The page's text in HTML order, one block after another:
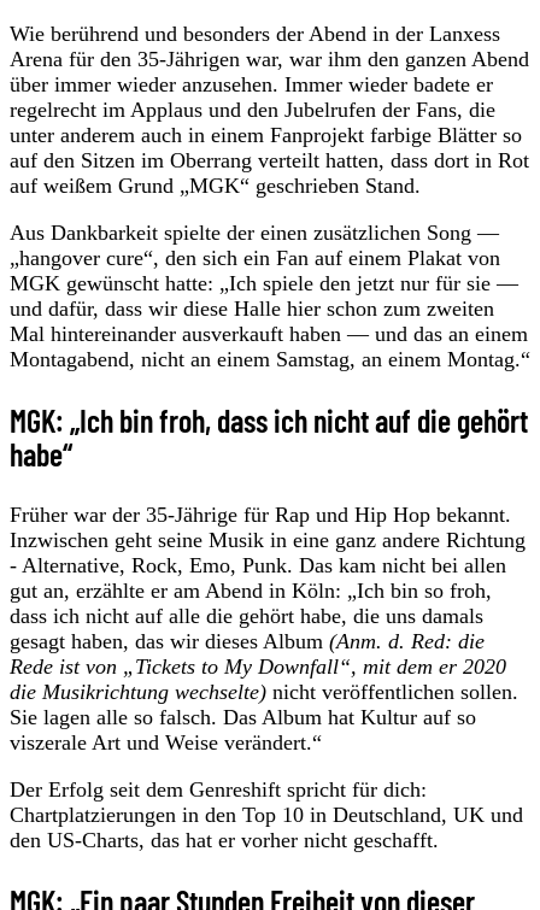
Wie berührend und besonders der Abend in der Lanxess
Arena für den 35-Jährigen war, war ihm den ganzen Abend
über immer wieder anzusehen. Immer wieder badete er
regelrecht im Applaus und den Jubelrufen der Fans, die
unter anderem auch in einem Fanprojekt farbige Blätter so
auf den Sitzen im Oberrang verteilt hatten, dass dort in Rot
auf weißem Grund „MGK“ geschrieben Stand.
Aus Dankbarkeit spielte der einen zusätzlichen Song —
„hangover cure“, den sich ein Fan auf einem Plakat von
MGK gewünscht hatte: „Ich spiele den jetzt nur für sie —
und dafür, dass wir diese Halle hier schon zum zweiten
Mal hintereinander ausverkauft haben — und das an einem
Montagabend, nicht an einem Samstag, an einem Montag.“
MGK: „Ich bin froh, dass ich nicht auf die gehört
habe“
Früher war der 35-Jährige für Rap und Hip Hop bekannt.
Inzwischen geht seine Musik in eine ganz andere Richtung
- Alternative, Rock, Emo, Punk. Das kam nicht bei allen
gut an, erzählte er am Abend in Köln: „Ich bin so froh,
dass ich nicht auf alle die gehört habe, die uns damals
gesagt haben, das wir dieses Album (Anm. d. Red: die
Rede ist von „Tickets to My Downfall“, mit dem er 2020
die Musikrichtung wechselte) nicht veröffentlichen sollen.
Sie lagen alle so falsch. Das Album hat Kultur auf so
viszerale Art und Weise verändert.“
Der Erfolg seit dem Genreshift spricht für dich:
Chartplatzierungen in den Top 10 in Deutschland, UK und
den US-Charts, das hat er vorher nicht geschafft.
MGK: „Ein paar Stunden Freiheit von dieser